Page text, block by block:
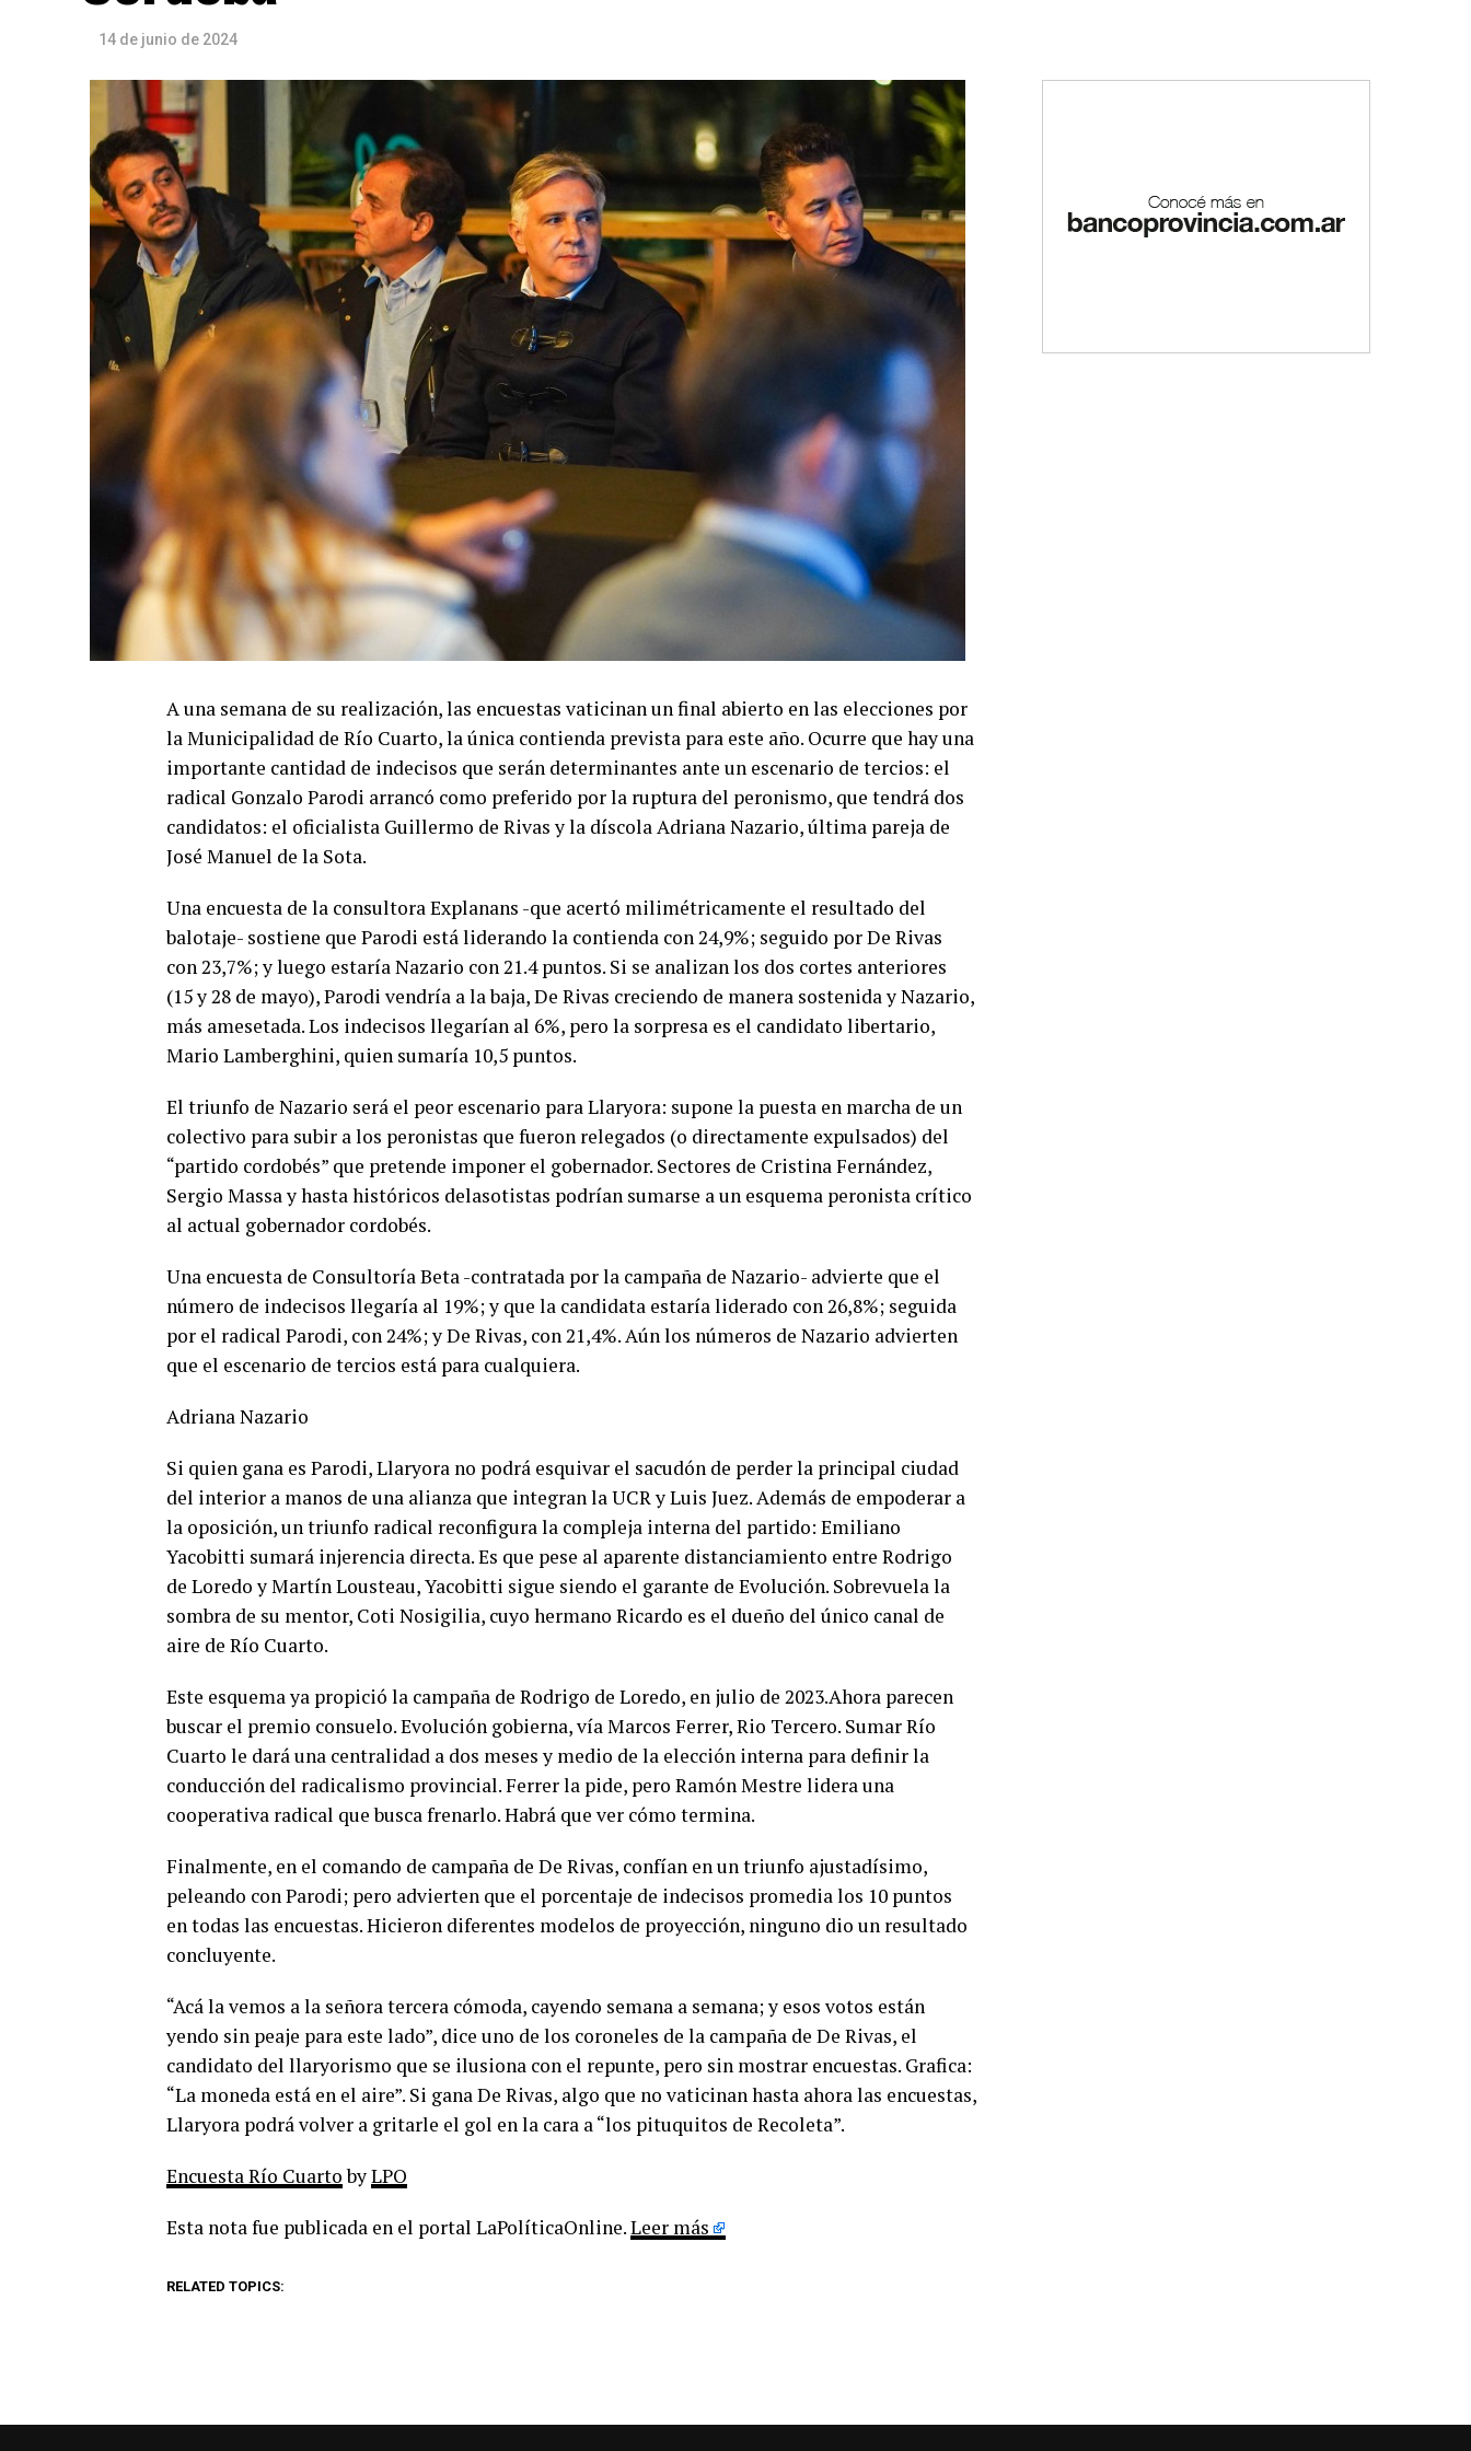
14 de junio de 2024
A una semana de su realización, las encuestas vaticinan un final abierto en las elecciones por
la Municipalidad de Río Cuarto, la única contienda prevista para este año. Ocurre que hay una
importante cantidad de indecisos que serán determinantes ante un escenario de tercios: el
radical Gonzalo Parodi arrancó como preferido por la ruptura del peronismo, que tendrá dos
candidatos: el oficialista Guillermo de Rivas y la díscola Adriana Nazario, última pareja de
José Manuel de la Sota.
Una encuesta de la consultora Explanans -que acertó milimétricamente el resultado del
balotaje- sostiene que Parodi está liderando la contienda con 24,9%; seguido por De Rivas
con 23,7%; y luego estaría Nazario con 21.4 puntos. Si se analizan los dos cortes anteriores
(15 y 28 de mayo), Parodi vendría a la baja, De Rivas creciendo de manera sostenida y Nazario,
más amesetada. Los indecisos llegarían al 6%, pero la sorpresa es el candidato libertario,
Mario Lamberghini, quien sumaría 10,5 puntos.
El triunfo de Nazario será el peor escenario para Llaryora: supone la puesta en marcha de un
colectivo para subir a los peronistas que fueron relegados (o directamente expulsados) del
“partido cordobés” que pretende imponer el gobernador. Sectores de Cristina Fernández,
Sergio Massa y hasta históricos delasotistas podrían sumarse a un esquema peronista crítico
al actual gobernador cordobés.
Una encuesta de Consultoría Beta -contratada por la campaña de Nazario- advierte que el
número de indecisos llegaría al 19%; y que la candidata estaría liderado con 26,8%; seguida
por el radical Parodi, con 24%; y De Rivas, con 21,4%. Aún los números de Nazario advierten
que el escenario de tercios está para cualquiera.
Adriana Nazario
Si quien gana es Parodi, Llaryora no podrá esquivar el sacudón de perder la principal ciudad
del interior a manos de una alianza que integran la UCR y Luis Juez. Además de empoderar a
la oposición, un triunfo radical reconfigura la compleja interna del partido: Emiliano
Yacobitti sumará injerencia directa. Es que pese al aparente distanciamiento entre Rodrigo
de Loredo y Martín Lousteau, Yacobitti sigue siendo el garante de Evolución. Sobrevuela la
sombra de su mentor, Coti Nosigilia, cuyo hermano Ricardo es el dueño del único canal de
aire de Río Cuarto.
Este esquema ya propició la campaña de Rodrigo de Loredo, en julio de 2023.Ahora parecen
buscar el premio consuelo. Evolución gobierna, vía Marcos Ferrer, Rio Tercero. Sumar Río
Cuarto le dará una centralidad a dos meses y medio de la elección interna para definir la
conducción del radicalismo provincial. Ferrer la pide, pero Ramón Mestre lidera una
cooperativa radical que busca frenarlo. Habrá que ver cómo termina.
Finalmente, en el comando de campaña de De Rivas, confían en un triunfo ajustadísimo,
peleando con Parodi; pero advierten que el porcentaje de indecisos promedia los 10 puntos
en todas las encuestas. Hicieron diferentes modelos de proyección, ninguno dio un resultado
concluyente.
“Acá la vemos a la señora tercera cómoda, cayendo semana a semana; y esos votos están
yendo sin peaje para este lado”, dice uno de los coroneles de la campaña de De Rivas, el
candidato del llaryorismo que se ilusiona con el repunte, pero sin mostrar encuestas. Grafica:
“La moneda está en el aire”. Si gana De Rivas, algo que no vaticinan hasta ahora las encuestas,
Llaryora podrá volver a gritarle el gol en la cara a “los pituquitos de Recoleta”.
Encuesta Río CuartobyLPO
Esta nota fue publicada en el portal LaPolíticaOnline.Leer más
RELATED TOPICS: